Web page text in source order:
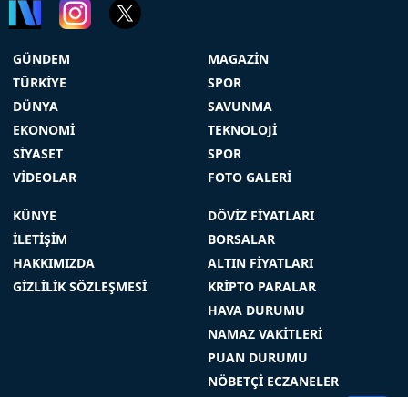
GÜNDEM
TÜRKİYE
DÜNYA
EKONOMİ
SİYASET
VİDEOLAR
MAGAZİN
SPOR
SAVUNMA
TEKNOLOJİ
SPOR
FOTO GALERİ
KÜNYE
İLETİŞİM
HAKKIMIZDA
GİZLİLİK SÖZLEŞMESİ
DÖVİZ FİYATLARI
BORSALAR
ALTIN FİYATLARI
KRİPTO PARALAR
HAVA DURUMU
NAMAZ VAKİTLERİ
PUAN DURUMU
NÖBETÇİ ECZANELER